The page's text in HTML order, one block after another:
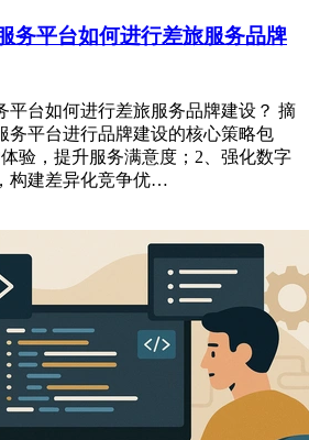
务平台如何进行差旅服务品牌
平台如何进行差旅服务品牌建设？​ 摘
务平台进行品牌建设的核心策略包
验，提升服务满意度；2、强化数字
构建差异化竞争优…